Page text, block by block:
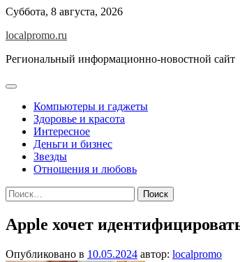
Перейти
содержимому
Суббота, 8 августа, 2026
localpromo.ru
Региональный информационно-новостной сайт
Компьютеры и гаджеты
Здоровье и красота
Интересное
Деньги и бизнес
Звезды
Отношения и любовь
Найти:
Apple хочет
Опубликовано в 10.05.2024 автор: localpromo